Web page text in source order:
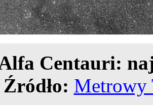
Centauri:
Źródło: Metrowy